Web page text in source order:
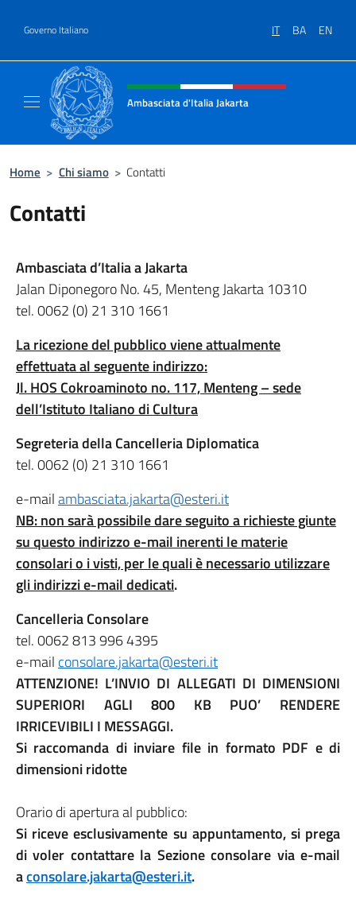
Governo Italiano IT BA EN
Intestazione sito, social e menù
Ambasciata d'Italia Jakarta
Home > Chi siamo > Contatti
Contatti
Ambasciata d’Italia a Jakarta
Jalan Diponegoro No. 45, Menteng Jakarta 10310
tel. 0062 (0) 21 310 1661
La ricezione del pubblico viene attualmente
effettuata al seguente indirizzo:
Jl. HOS Cokroaminoto no. 117, Menteng – sede
dell’Istituto Italiano di Cultura
Segreteria della Cancelleria Diplomatica
tel. 0062 (0) 21 310 1661
e-mailambasciata.jakarta@esteri.it
NB: non sarà possibile dare seguito a richieste giunte
su questo indirizzo e-mail inerenti le materie
consolari o i visti, per le quali è necessario utilizzare
gli indirizzi e-mail dedicati.
Cancelleria Consolare
tel. 0062 813 996 4395
e-mail consolare.jakarta@esteri.it
ATTENZIONE! L’INVIO DI ALLEGATI DI DIMENSIONI
SUPERIORI AGLI 800 KB PUO’ RENDERE
IRRICEVIBILI I MESSAGGI.
Si raccomanda di inviare file in formato PDF e di
dimensioni ridotte
Orario di apertura al pubblico:
Si riceve esclusivamente su appuntamento, si prega
di voler contattare la Sezione consolare via e-mail
aconsolare.jakarta@esteri.it.